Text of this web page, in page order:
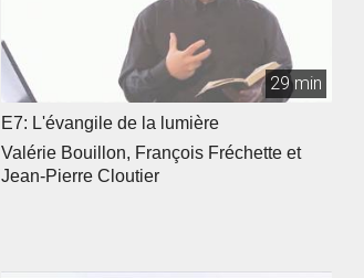
29 min
E7: L'évangile de la lumière
Valérie Bouillon, François Fréchette et
Jean-Pierre Cloutier